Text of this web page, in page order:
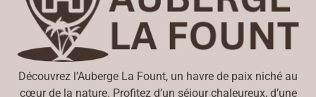
Découvrez l’Auberge La Fount, un havre de paix niché au
cœur de la nature. Profitez d’un séjour chaleureux, d’une